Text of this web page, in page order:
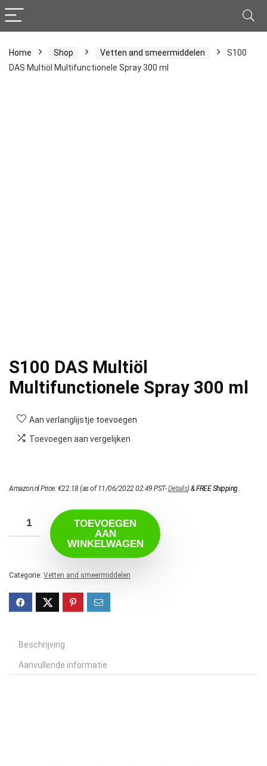
Home Shop Vetten and smeermiddelen
S100
DAS Multiöl Multifunctionele Spray 300 ml
S100 DAS Multiöl
Multifunctionele Spray 300 ml
Aan verlanglijstje toevoegen
Toevoegen aan vergelijken
Amazon.nl Price:€22.18(as of 11/06/2022 02:49 PST-Details)&FREE Shipping.
TOEVOEGEN
AAN
WINKELWAGEN
Categorie: Vetten and smeermiddelen
Beschrijving
Aanvullende informatie